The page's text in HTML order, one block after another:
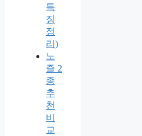
특
징
정
리)
노
즐 2
종
추
천
비
교